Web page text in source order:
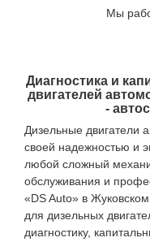
Мы
Диагностика и
двигателей
-
Дизельные двигатели
своей надежностью и
любой сложный
обслуживания и
«DS Auto» в
для дизельных
диагностику,